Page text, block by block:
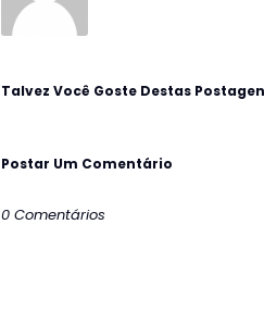
Talvez Você Goste Destas
Postar Um Comentário
0 Comentários